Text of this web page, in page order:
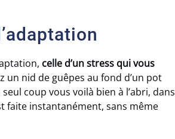
celle d’un stress qui vous
un nid de guêpes au fond d’un pot
coup vous voilà bien à l’abri, dans
faite instantanément, sans même